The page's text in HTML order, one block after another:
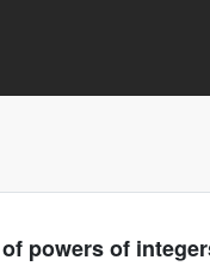
powers of